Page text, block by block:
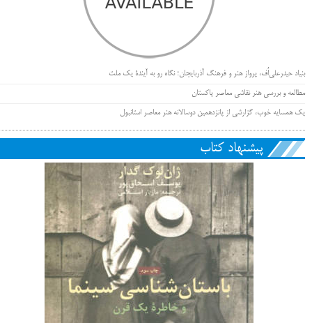
بنیاد حیدرعلی‌اُف، پرواز هنر و فرهنگ آذربایجان؛ نگاه رو به آیندۀ یک ملت
مطالعه و بررسی هنر نقاشی معاصر پاکستان
یک همسایه خوب، گزارشی از پانزدهمین دوسالانه هنر معاصر استانبول
پیشنهاد کتاب